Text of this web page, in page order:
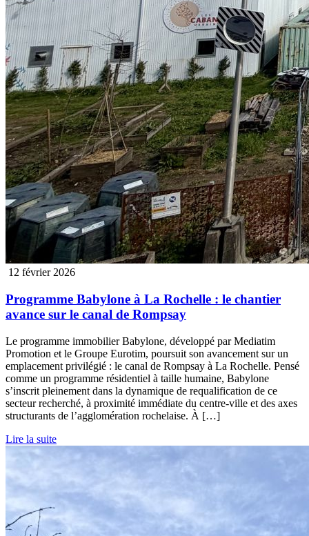
12 février 2026
Programme Babylone à La Rochelle : le chantier
avance sur le canal de Rompsay
Le programme immobilier Babylone, développé par Mediatim
Promotion et le Groupe Eurotim, poursuit son avancement sur un
emplacement privilégié : le canal de Rompsay à La Rochelle. Pensé
comme un programme résidentiel à taille humaine, Babylone
s’inscrit pleinement dans la dynamique de requalification de ce
secteur recherché, à proximité immédiate du centre-ville et des axes
structurants de l’agglomération rochelaise. À […]
Lire la suite